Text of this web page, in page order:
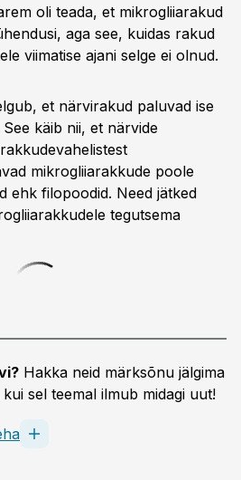
oli teada, et mikrogliiarakud
aga see, kuidas rakud
viimatise ajani selge ei olnud.
et närvirakud paluvad ise
käib nii, et närvide
mikrogliiarakkude poole
ehk filopoodid. Need jätked
tegutsema
Hakka neid märksõnu jälgima
sel teemal ilmub midagi uut!